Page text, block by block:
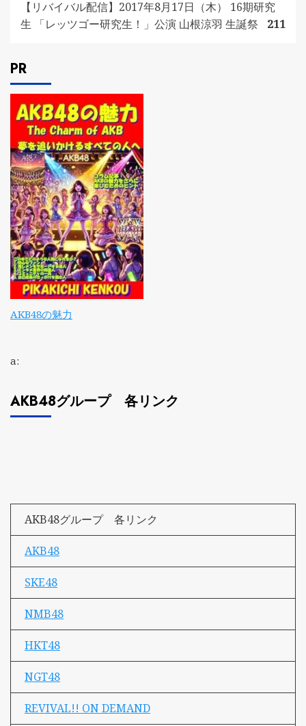
【リバイバル配信】2017年8月17日（木） 16期研究
生 「レッツゴー研究生！」公演 山根涼羽 生誕祭
211
PR
AKB48の魅力
a:
AKB48グループ 各リンク
AKB48グループ 各リンク
AKB48
SKE48
NMB48
HKT48
NGT48
REVIVAL!! ON DEMAND